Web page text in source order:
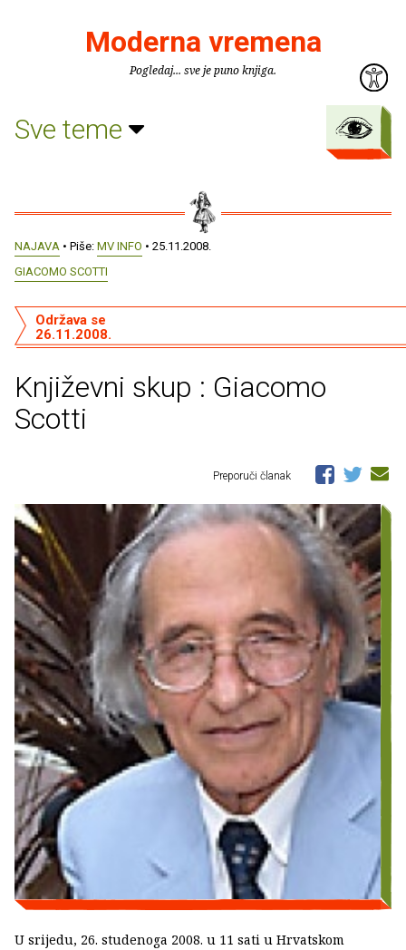
Moderna vremena
Pogledaj... sve je puno knjiga.
Sve teme
NAJAVA • Piše: MV INFO • 25.11.2008.
GIACOMO SCOTTI
Književni skup : Giacomo
Scotti
Održava se
26.11.2008.
Preporuči članak
U srijedu, 26. studenoga 2008. u 11 sati u Hrvatskom